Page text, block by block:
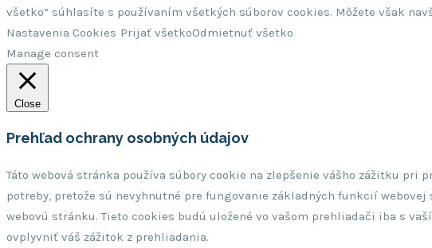
všetko“ súhlasíte s používaním všetkých súborov cookies. Môžete však
Nastavenia Cookies Prijať všetkoOdmietnuť všetko
Manage consent
Close
Prehľad ochrany osobných údajov
Táto webová stránka používa súbory cookie na zlepšenie vášho zážitku
potreby, pretože sú nevyhnutné pre fungovanie základných funkcií
webovú stránku. Tieto cookies budú uložené vo vašom prehliadači iba s
ovplyvniť váš zážitok z prehliadania.